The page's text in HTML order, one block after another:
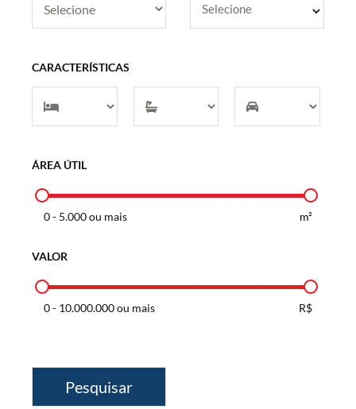
Selecione
CARACTERÍSTICAS
ÁREA ÚTIL
0- 5.000 ou mais m²
VALOR
0- 10.000.000 ou mais R$
Pesquisar